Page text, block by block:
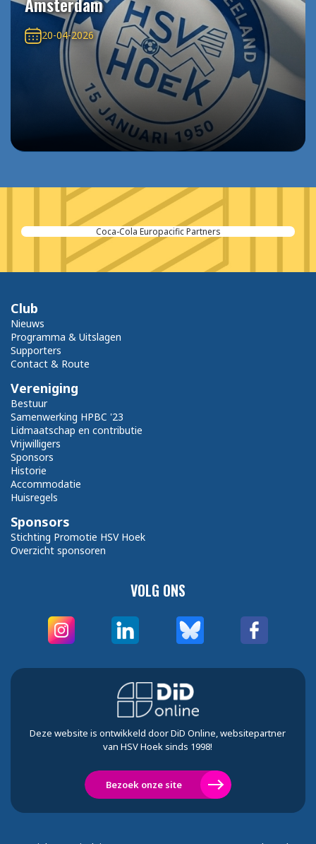
20-04-2026
Kubus Administratiekantoren
VOLG ONS
Club
Nieuws
Programma & Uitslagen
Supporters
Contact & Route
Vereniging
Bestuur
Samenwerking HPBC '23
Lidmaatschap en contributie
Vrijwilligers
Sponsors
Historie
Accommodatie
Huisregels
Sponsors
Stichting Promotie HSV Hoek
Overzicht sponsoren
Deze website is ontwikkeld door DiD Online, websitepartner
van HSV Hoek sinds 1998!
Bezoek onze site